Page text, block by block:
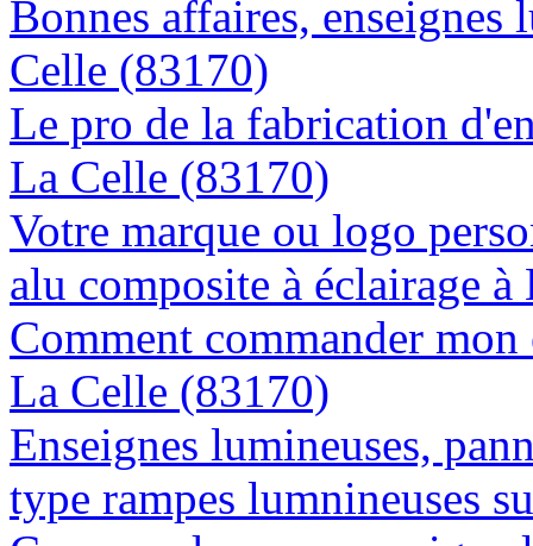
Bonnes affaires, enseignes
Celle (83170)
Le pro de la fabrication
La Celle (83170)
Votre marque ou logo
alu composite à éclairage
Comment commander
La Celle (83170)
Enseignes lumineuses,
type rampes lumnineuses